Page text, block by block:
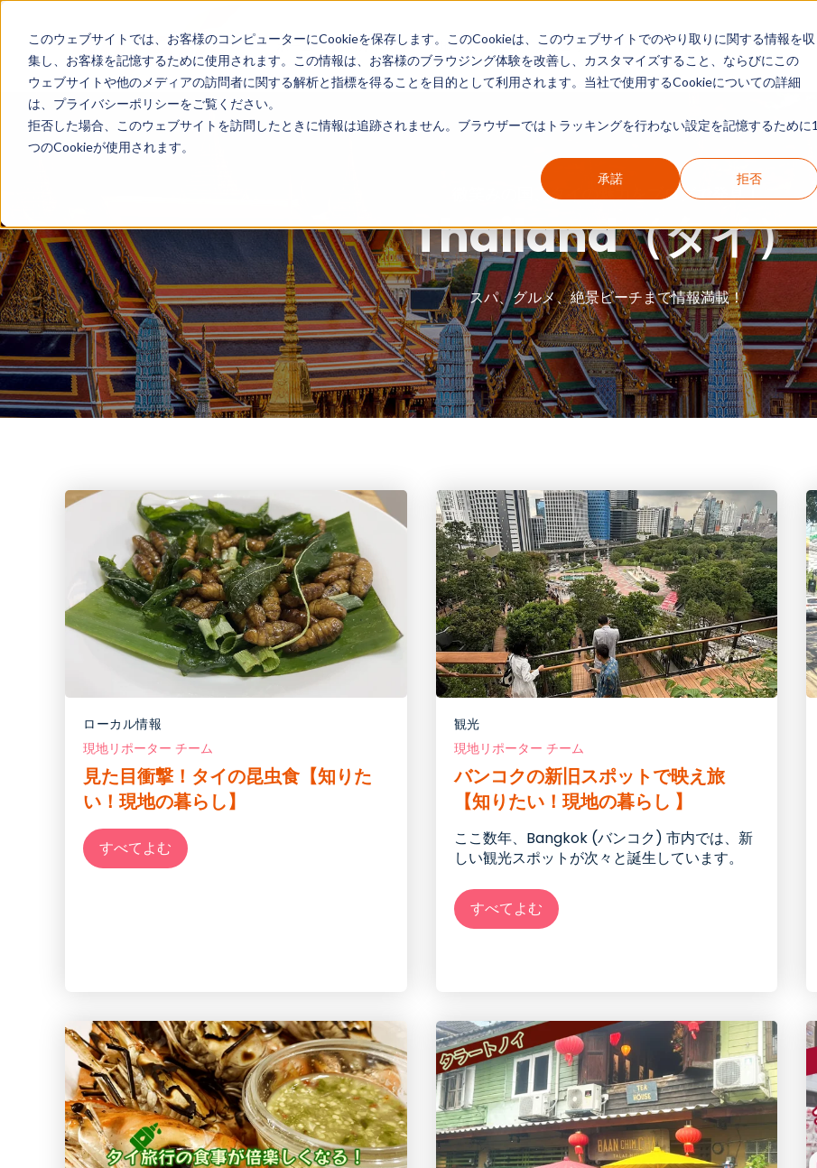
このウェブサイトでは、お客様のコンピューターにCookieを保存します。このCookieは、このウェブサイトでのやり取りに関する情報を収
集し、お客様を記憶するために使用されます。この情報は、お客様のブラウジング体験を改善し、カスタマイズすること、ならびにこの
ウェブサイトや他のメディアの訪問者に関する解析と指標を得ることを目的として利用されます。当社で使用するCookieについての詳細
は、プライバシーポリシーをご覧ください。
拒否した場合、このウェブサイトを訪問したときに情報は追跡されません。ブラウザーではトラッキングを行わない設定を記憶するために1
つのCookieが使用されます。
承諾 拒否
ホーム 国別ガイド 現地リポート カテゴリー別ガイド 情報一覧
微笑みの国、タイの魅力をブログで発見！
Thailand（タイ）
スパ、グルメ、絶景ビーチまで情報満載！
ローカル情報
現地リポーター チーム
見た目衝撃！タイの昆虫食【知りた
い！現地の暮らし】
すべてよむ
観光
現地リポーター チーム
バンコクの新旧スポットで映え旅
【知りたい！現地の暮らし 】
ここ数年、Bangkok (バンコク) 市内では、新
しい観光スポットが次々と誕生しています。
すべてよむ